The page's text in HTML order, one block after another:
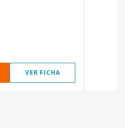
VER FICHA